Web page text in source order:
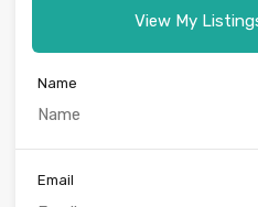
View My
Name
Email